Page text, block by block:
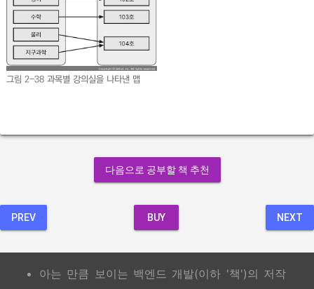
그림 2-38과목별 강의실을 나타낸 맵
다음으로 공부할 책 추천
PREV BUY NEXT
아는 만큼 보이는 백엔드 개발(이하 '책')의 저작